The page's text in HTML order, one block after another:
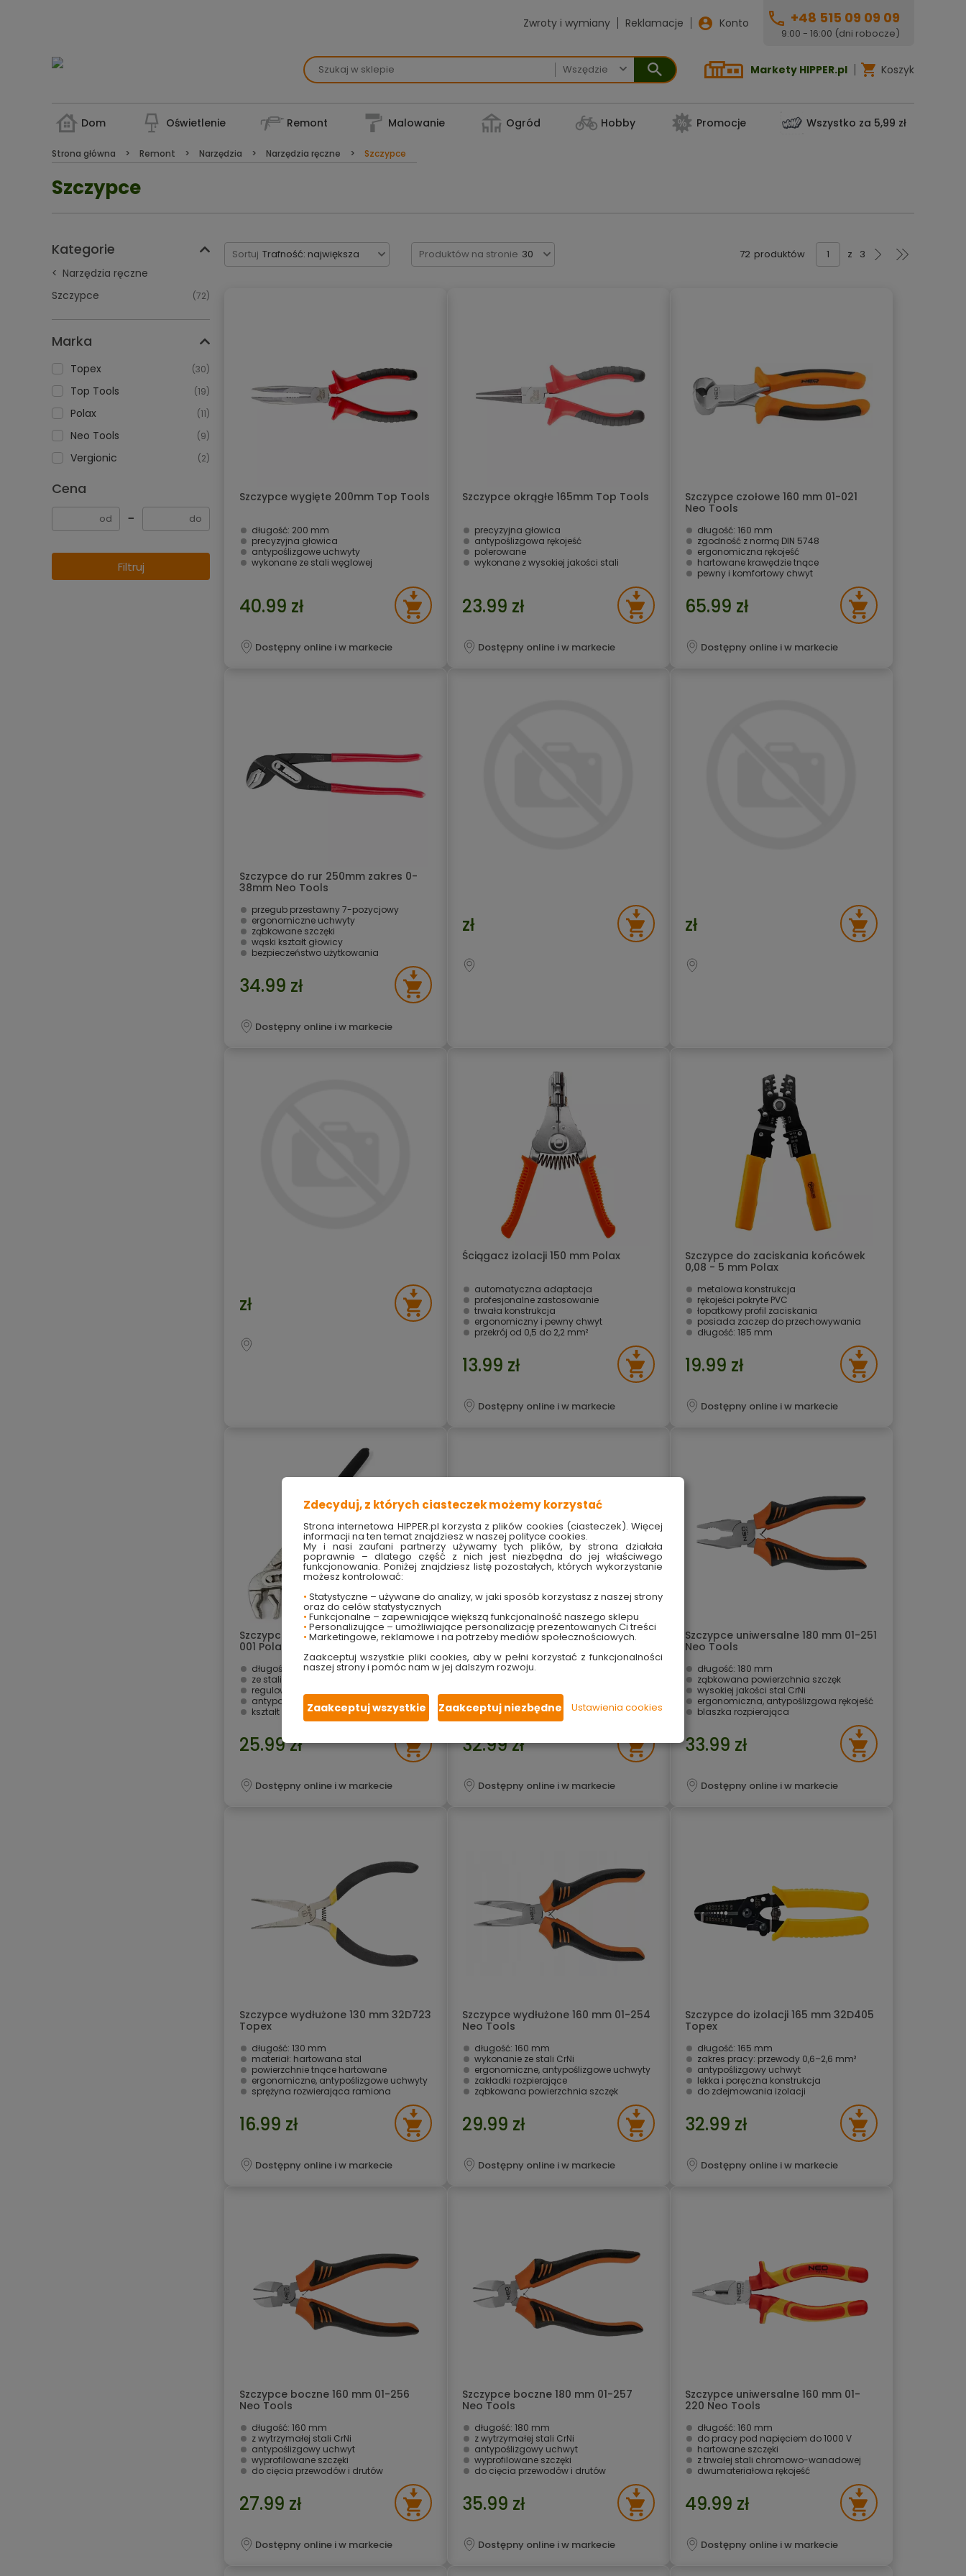
Zwroty i wymiany Reklamacje Konto +48 515 09 09 09
9:00 - 16:00 (dni robocze)
 Markety HIPPER.pl Koszyk
Dom Oświetlenie Remont Malowanie Ogród Hobby Promocje Wszystko za 5,99 zł
Strona główna Remont Narzędzia Narzędzia ręczne Szczypce
Szczypce
Kategorie
Narzędzia ręczne
Szczypce
(72)
Marka
Topex (30)
Top Tools (19)
Polax (11)
Neo Tools (9)
Vergionic (2)
Cena
−
Filtruj
Sortuj Trafność: największa Produktów na stronie 30 72 produktów z 3
Szczypce wygięte 200mm Top Tools
długość: 200 mm
precyzyjna głowica
antypoślizgowe uchwyty
wykonane ze stali węglowej
40.99 zł
Dostępny online i w markecie
Szczypce okrągłe 165mm Top Tools
precyzyjna głowica
antypoślizgowa rękojeść
polerowane
wykonane z wysokiej jakości stali
23.99 zł
Dostępny online i w markecie
Szczypce czołowe 160 mm 01-021
Neo Tools
długość: 160 mm
zgodność z normą DIN 5748
ergonomiczna rękojeść
hartowane krawędzie tnące
pewny i komfortowy chwyt
65.99 zł
Dostępny online i w markecie
Szczypce do rur 250mm zakres 0-
38mm Neo Tools
przegub przestawny 7-pozycjowy
ergonomiczne uchwyty
ząbkowane szczęki
wąski kształt głowicy
bezpieczeństwo użytkowania
34.99 zł
Dostępny online i w markecie
zł zł
zł
Ściągacz izolacji 150 mm Polax
automatyczna adaptacja
profesjonalne zastosowanie
trwała konstrukcja
ergonomiczny i pewny chwyt
przekrój od 0,5 do 2,2 mm²
13.99 zł
Dostępny online i w markecie
Szczypce do zaciskania końcówek
0,08 - 5 mm Polax
metalowa konstrukcja
rękojeści pokryte PVC
łopatkowy profil zaciskania
posiada zaczep do przechowywania
długość: 185 mm
19.99 zł
Dostępny online i w markecie
Szczypce hydrauliczne 250 mm 44-
001 Polax
długość całkowita: 250 mm
ze stali chromowo-wanadowej
regulowany rozstaw szczęk: 6–38 mm
antypoślizgowy uchwyt
kształt szczęk w formie litery „C”
25.99 zł
Dostępny online i w markecie
Szczypce uniwersalne 160 mm 01-
250 Neo Tools
długość: 160 mm
ergonomiczna, antypoślizgowa rękojeść
blaszka rozpierająca
32.99 zł
Dostępny online i w markecie
Szczypce uniwersalne 180 mm 01-251
Neo Tools
długość: 180 mm
ząbkowana powierzchnia szczęk
wysokiej jakości stal CrNi
ergonomiczna, antypoślizgowa rękojeść
blaszka rozpierająca
33.99 zł
Dostępny online i w markecie
Szczypce wydłużone 130 mm 32D723
Topex
długość: 130 mm
materiał: hartowana stal
powierzchnie tnące hartowane
ergonomiczne, antypoślizgowe uchwyty
sprężyna rozwierająca ramiona
16.99 zł
Dostępny online i w markecie
Szczypce wydłużone 160 mm 01-254
Neo Tools
długość: 160 mm
wykonanie ze stali CrNi
ergonomiczne, antypoślizgowe uchwyty
zakładki rozpierające
ząbkowana powierzchnia szczęk
29.99 zł
Dostępny online i w markecie
Szczypce do izolacji 165 mm 32D405
Topex
długość: 165 mm
zakres pracy: przewody 0,6–2,6 mm²
antypoślizgowy uchwyt
lekka i poręczna konstrukcja
do zdejmowania izolacji
32.99 zł
Dostępny online i w markecie
Szczypce boczne 160 mm 01-256
Neo Tools
długość: 160 mm
z wytrzymałej stali CrNi
antypoślizgowy uchwyt
wyprofilowane szczęki
do cięcia przewodów i drutów
27.99 zł
Dostępny online i w markecie
Szczypce boczne 180 mm 01-257
Neo Tools
długość: 180 mm
z wytrzymałej stali CrNi
antypoślizgowy uchwyt
wyprofilowane szczęki
do cięcia przewodów i drutów
35.99 zł
Dostępny online i w markecie
Szczypce uniwersalne 160 mm 01-
220 Neo Tools
długość: 160 mm
do pracy pod napięciem do 1000 V
hartowane szczęki
z trwałej stali chromowo-wanadowej
dwumateriałowa rękojeść
49.99 zł
Dostępny online i w markecie
Zdecyduj, z których ciasteczek możemy korzystać
Strona internetowa HIPPER.pl korzysta z plików cookies (ciasteczek). Więcej
informacji na ten temat znajdziesz w naszej polityce cookies.
My i nasi zaufani partnerzy używamy tych plików, by strona działała
poprawnie – dlatego część z nich jest niezbędna do jej właściwego
funkcjonowania. Poniżej znajdziesz listę pozostałych, których wykorzystanie
możesz kontrolować:
• Statystyczne – używane do analizy, w jaki sposób korzystasz z naszej strony
oraz do celów statystycznych
• Funkcjonalne – zapewniające większą funkcjonalność naszego sklepu
• Personalizujące – umożliwiające personalizację prezentowanych Ci treści
• Marketingowe, reklamowe i na potrzeby mediów społecznościowych.
Zaakceptuj wszystkie pliki cookies, aby w pełni korzystać z funkcjonalności
naszej strony i pomóc nam w jej dalszym rozwoju.
Zaakceptuj wszystkie Zaakceptuj niezbędne Ustawienia cookies